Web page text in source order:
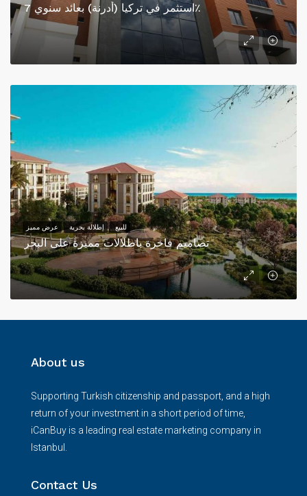
استثمر في تركيا (أدرنة) بعائد سنوي 7٪
تصاميم فاخرة باطلالات مميزة على البحر
للبيع إطلالة بحرية عرض مميز
About us
Supporting Turkish citizenship and passport, and a high
return of your investment in a short period of time,
iCanBuy is a leading real estate marketing company in
Istanbul.
Contact Us